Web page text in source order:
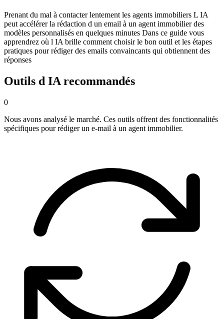
Prenant du mal à contacter lentement les agents immobiliers L IA
peut accélérer la rédaction d un email à un agent immobilier des
modèles personnalisés en quelques minutes Dans ce guide vous
apprendrez où l IA brille comment choisir le bon outil et les étapes
pratiques pour rédiger des emails convaincants qui obtiennent des
réponses
Outils d IA recommandés
0
Nous avons analysé le marché. Ces outils offrent des fonctionnalités
spécifiques pourrédiger un e-mail à un agent immobilier.